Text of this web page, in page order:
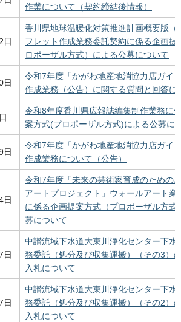
作業について（契約締結後情報）
日
香川県地球温暖化対策推進計画概要版（
フレット作成業務委託契約に係る企画提
ロポーザル方式）による公募について
日
令和7年度「かがわ地産地消協力店ガイ
作成業務（公告）に関する質問と回答に
令和8年度香川県広報誌編集制作業務に
案方式(プロポーザル方式)による公募に
日
令和7年度「かがわ地産地消協力店ガイ
作成業務について（公告）
日
令和7年度「未来の芸術家育成のための
アートプロジェクト」ウォールアート業
に係る企画提案方式（プロポーザル方式
募について
日
中讃流域下水道大束川浄化センター下水
務委託（処分及び収集運搬）（その3）
入札について
日
中讃流域下水道大束川浄化センター下水
務委託（処分及び収集運搬）（その2）
入札について